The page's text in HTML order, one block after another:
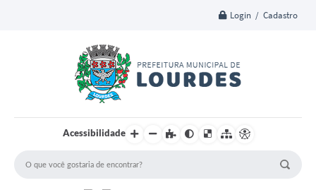
Login / Cadastro
Acessibilidade